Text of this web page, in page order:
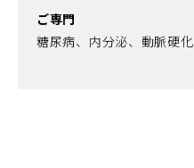
ご専門
糖尿病、内分泌、動脈硬化